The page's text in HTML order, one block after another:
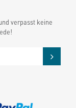
verpasst keine